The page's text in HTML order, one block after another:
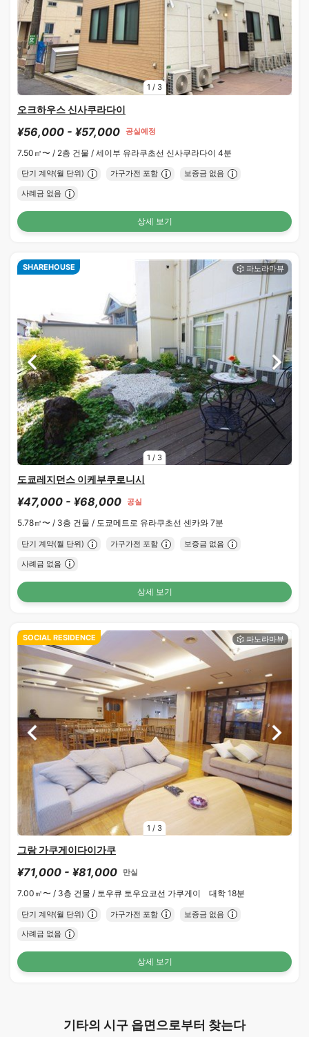
1 / 3
오크하우스 신사쿠라다이
¥56,000 - ¥57,000 공실예정
7.50㎡〜 / 2층 건물 / 세이부 유라쿠초선 신사쿠라다이 4분
단기 계약(월 단위) 가구가전 포함 보증금 없음
사례금 없음
상세 보기
1 / 3
SHAREHOUSE
도쿄레지던스 이케부쿠로니시
¥47,000 - ¥68,000 공실
5.78㎡〜 / 3층 건물 / 도쿄메트로 유라쿠초선 센카와 7분
단기 계약(월 단위) 가구가전 포함 보증금 없음
사례금 없음
상세 보기
1 / 3
SOCIAL RESIDENCE
그랑 가쿠게이다이가쿠
¥71,000 - ¥81,000 만실
7.00㎡〜 / 3층 건물 / 토우큐 토우요코선 가쿠게이 대학 18분
단기 계약(월 단위) 가구가전 포함 보증금 없음
사례금 없음
상세 보기
기타의 시구 읍면으로부터 찾는다